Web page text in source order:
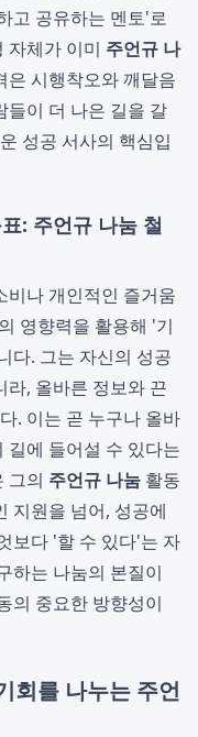
고 공유하는 멘토'로
자체가 이미 주언규 나
은 시행착오와 깨달음
들이 더 나은 길을 갈
성공 서사의 핵심입
: 주언규 나눔 철
비나 개인적인 즐거움
영향력을 활용해 '기
다. 그는 자신의 성공
라, 올바른 정보와 끈
. 이는 곧 누구나 올바
길에 들어설 수 있다는
그의 주언규 나눔 활동
지원을 넘어, 성공에
보다 '할 수 있다'는 자
하는 나눔의 본질이
의 중요한 방향성이
회를 나누는 주언